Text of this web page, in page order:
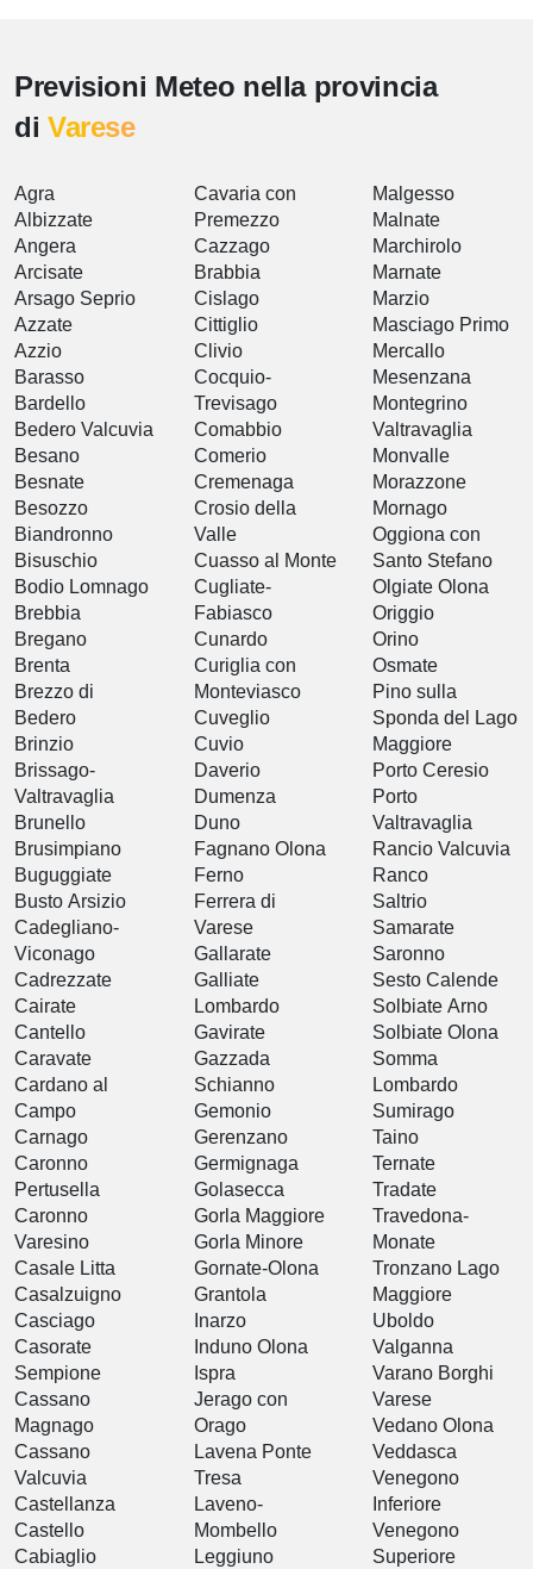
Previsioni Meteo nella provincia
di Varese
Agra
Albizzate
Angera
Arcisate
Arsago Seprio
Azzate
Azzio
Barasso
Bardello
Bedero Valcuvia
Besano
Besnate
Besozzo
Biandronno
Bisuschio
Bodio Lomnago
Brebbia
Bregano
Brenta
Brezzo di
Bedero
Brinzio
Brissago-
Valtravaglia
Brunello
Brusimpiano
Buguggiate
Busto Arsizio
Cadegliano-
Viconago
Cadrezzate
Cairate
Cantello
Caravate
Cardano al
Campo
Carnago
Caronno
Pertusella
Caronno
Varesino
Casale Litta
Casalzuigno
Casciago
Casorate
Sempione
Cassano
Magnago
Cassano
Valcuvia
Castellanza
Castello
Cabiaglio
Cavaria con
Premezzo
Cazzago
Brabbia
Cislago
Cittiglio
Clivio
Cocquio-
Trevisago
Comabbio
Comerio
Cremenaga
Crosio della
Valle
Cuasso al Monte
Cugliate-
Fabiasco
Cunardo
Curiglia con
Monteviasco
Cuveglio
Cuvio
Daverio
Dumenza
Duno
Fagnano Olona
Ferno
Ferrera di
Varese
Gallarate
Galliate
Lombardo
Gavirate
Gazzada
Schianno
Gemonio
Gerenzano
Germignaga
Golasecca
Gorla Maggiore
Gorla Minore
Gornate-Olona
Grantola
Inarzo
Induno Olona
Ispra
Jerago con
Orago
Lavena Ponte
Tresa
Laveno-
Mombello
Leggiuno
Malgesso
Malnate
Marchirolo
Marnate
Marzio
Masciago Primo
Mercallo
Mesenzana
Montegrino
Valtravaglia
Monvalle
Morazzone
Mornago
Oggiona con
Santo Stefano
Olgiate Olona
Origgio
Orino
Osmate
Pino sulla
Sponda del Lago
Maggiore
Porto Ceresio
Porto
Valtravaglia
Rancio Valcuvia
Ranco
Saltrio
Samarate
Saronno
Sesto Calende
Solbiate Arno
Solbiate Olona
Somma
Lombardo
Sumirago
Taino
Ternate
Tradate
Travedona-
Monate
Tronzano Lago
Maggiore
Uboldo
Valganna
Varano Borghi
Varese
Vedano Olona
Veddasca
Venegono
Inferiore
Venegono
Superiore